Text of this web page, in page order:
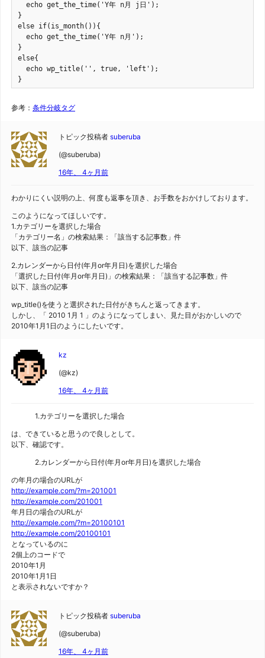
  echo get_the_time('Y年 n月 j日');
}
else if(is_month()){
  echo get_the_time('Y年 n月');
}
else{
  echo wp_title('', true, 'left');
}
参考： 条件分岐タグ
トピック投稿者 suberuba
(@suberuba)
16年、 4ヶ月前
わかりにくい説明の上、何度も返事を頂き、お手数をおかけしております。
このようになってほしいです。
1.カテゴリーを選択した場合
「カテゴリー名」の検索結果：「該当する記事数」件
以下、該当の記事
2.カレンダーから日付(年月or年月日)を選択した場合
「選択した日付(年月or年月日)」の検索結果：「該当する記事数」件
以下、該当の記事
wp_title()を使うと選択された日付がきちんと返ってきます。
しかし、「 2010 1月 1 」のようになってしまい、見た目がおかしいので
2010年1月1日のようにしたいです。
kz
(@kz)
16年、 4ヶ月前
1.カテゴリーを選択した場合
は、できていると思うので良しとして。
以下、確認です。
2.カレンダーから日付(年月or年月日)を選択した場合
の年月の場合のURLが
http://example.com/?m=201001
http://example.com/201001
年月日の場合のURLが
http://example.com/?m=20100101
http://example.com/20100101
となっているのに
2個上のコードで
2010年1月
2010年1月1日
と表示されないですか？
トピック投稿者 suberuba
(@suberuba)
16年、 4ヶ月前